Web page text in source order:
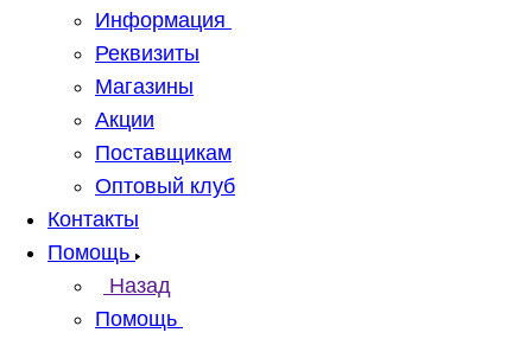
Информация
Реквизиты
Магазины
Акции
Поставщикам
Оптовый клуб
Контакты
Помощь
Назад
Помощь